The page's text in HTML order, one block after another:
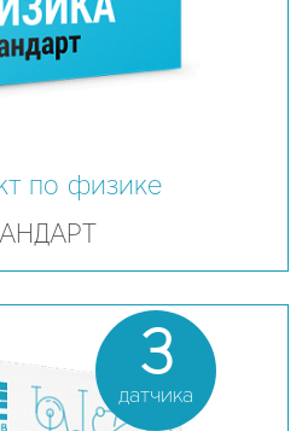
по физике
3
датчика